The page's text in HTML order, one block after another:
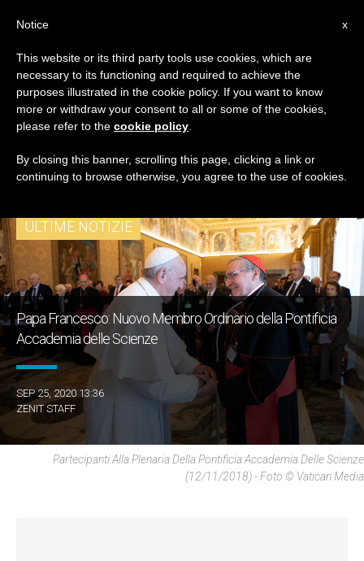
TAG
Posts Tagged ‘Prof.
Knoblich’
ULTIME NOTIZIE
Papa Francesco: Nuovo Membro Ordinario della Pontificia
Accademia delle Scienze
SEP 25, 2020 13:36
ZENIT STAFF
Partecipanti Alla Plenaria Della Pontificia Accademia Delle Scienze
(12/11/2018) - Foto © Vatican Media
x
Notice
This website or its third party tools use cookies, which are
necessary to its functioning and required to achieve the
purposes illustrated in the cookie policy. If you want to know
more or withdraw your consent to all or some of the cookies,
please refer to the cookie policy
By closing this banner, scrolling this page, clicking a link or
continuing to browse otherwise, you agree to the use of cookies.